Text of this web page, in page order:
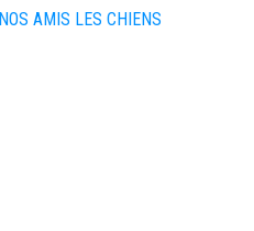
AMIS LES CHIENS